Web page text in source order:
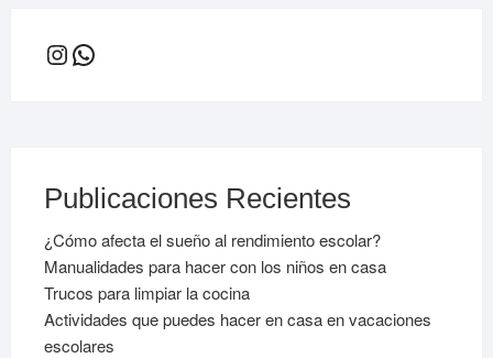
Instagram
WhatsApp
Publicaciones Recientes
¿Cómo afecta el sueño al rendimiento escolar?
Manualidades para hacer con los niños en casa
Trucos para limpiar la cocina
Actividades que puedes hacer en casa en vacaciones
escolares